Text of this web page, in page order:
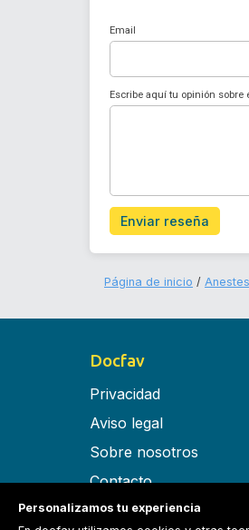
Email
Escribe aquí tu opinión sobre
Enviar reseña
Página de inicio
Docfav
Privacidad
Aviso legal
Sobre nosotros
Contacto
Términos y condiciones
Personalizamos tu experiencia